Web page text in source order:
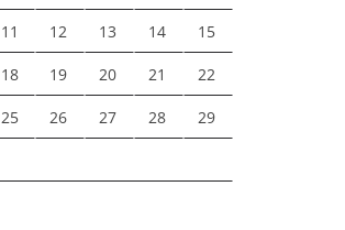
11 12 13 14 15
18 19 20 21 22
25 26 27 28 29